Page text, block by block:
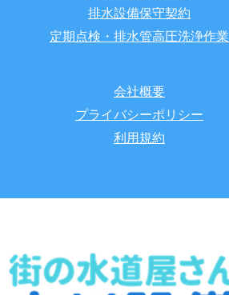
排水設備保守契約
定期点検・排水管高圧洗浄作業
会社概要
プライバシーポリシー
利用規約